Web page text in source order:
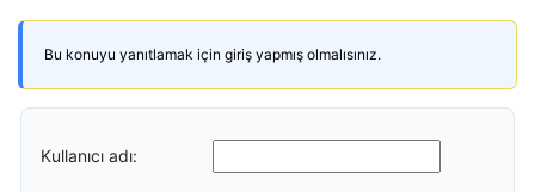
Bu konuyu yanıtlamak için giriş yapmış olmalısınız.
Kullanıcı adı: